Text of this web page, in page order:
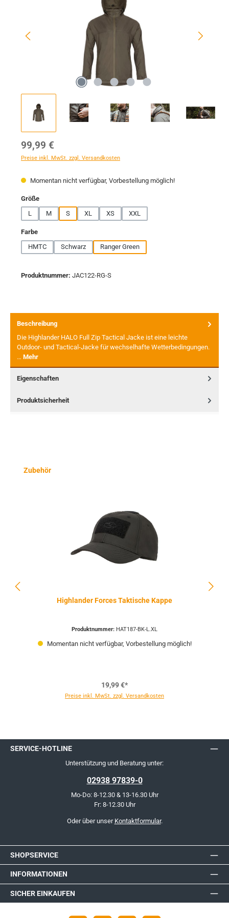
Regulärer Preis:
99,99 €
Preise inkl. MwSt. zzgl. Versandkosten
Momentan nicht verfügbar, Vorbestellung möglich!
Größeauswählen
L
M S XL XS XXL
Farbeauswählen
HMTC
Schwarz Ranger Green
Produktnummer: JAC122-RG-S
Beschreibung
Die Highlander HALO Full Zip Tactical Jacke ist eine leichte
Outdoor- und Tactical-Jacke für wechselhafte Wetterbedingungen.
… Mehr
Eigenschaften
Produktsicherheit
Produktgalerie überspringen
Zubehör
Highlander Forces Taktische Kappe
Produktnummer: HAT187-BK-L.XL
Momentan nicht verfügbar, Vorbestellung möglich!
19,99 €*
Preise inkl. MwSt. zzgl. Versandkosten
SERVICE-HOTLINE
Unterstützung und Beratung unter:
02938 97839-0
Mo-Do: 8-12.30 & 13-16.30 Uhr
Fr: 8-12.30 Uhr
Oder über unser Kontaktformular.
SHOPSERVICE
INFORMATIONEN
SICHER EINKAUFEN